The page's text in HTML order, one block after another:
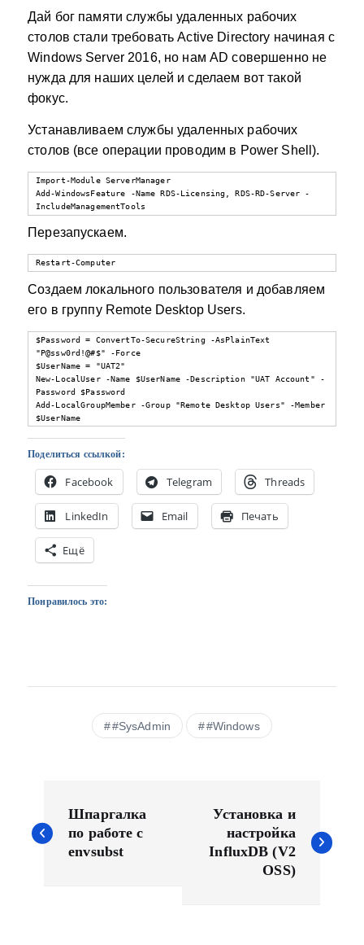
Дай бог памяти службы удаленных рабочих
столов стали требовать Active Directory начиная с
Windows Server 2016, но нам AD совершенно не
нужда для наших целей и сделаем вот такой
фокус.
Устанавливаем службы удаленных рабочих
столов (все операции проводим в Power Shell).
Import-Module ServerManager
Add-WindowsFeature -Name RDS-Licensing, RDS-RD-Server -
IncludeManagementTools
Перезапускаем.
Restart-Computer
Создаем локального пользователя и добавляем
его в группу Remote Desktop Users.
$Password = ConvertTo-SecureString -AsPlainText
"P@ssw0rd!@#$" -Force
$UserName = "UAT2"
New-LocalUser -Name $UserName -Description "UAT Account" -
Password $Password
Add-LocalGroupMember -Group "Remote Desktop Users" -Member
$UserName
Поделиться ссылкой:
Facebook Telegram Threads
LinkedIn Email Печать
Ещё
Понравилось это:
#SysAdmin #Windows
в
Шпаргалка
по работе с
envsubst
Установка и
настройка
InfluxDB (V2
OSS)